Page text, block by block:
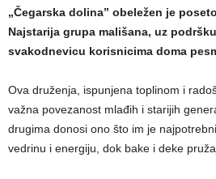
„Čegarska dolina” obeležen je
Najstarija grupa mališana, uz
svakodnevicu korisnicima doma
Ova druženja, ispunjena toplinom i
važna povezanost mlađih i starijih
drugima donosi ono što im je
vedrinu i energiju, dok bake i deke